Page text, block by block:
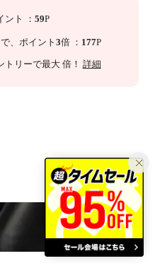
ント ： 59P
、 ポイント 3倍 ： 177P
トリーで最大 倍！ 詳細